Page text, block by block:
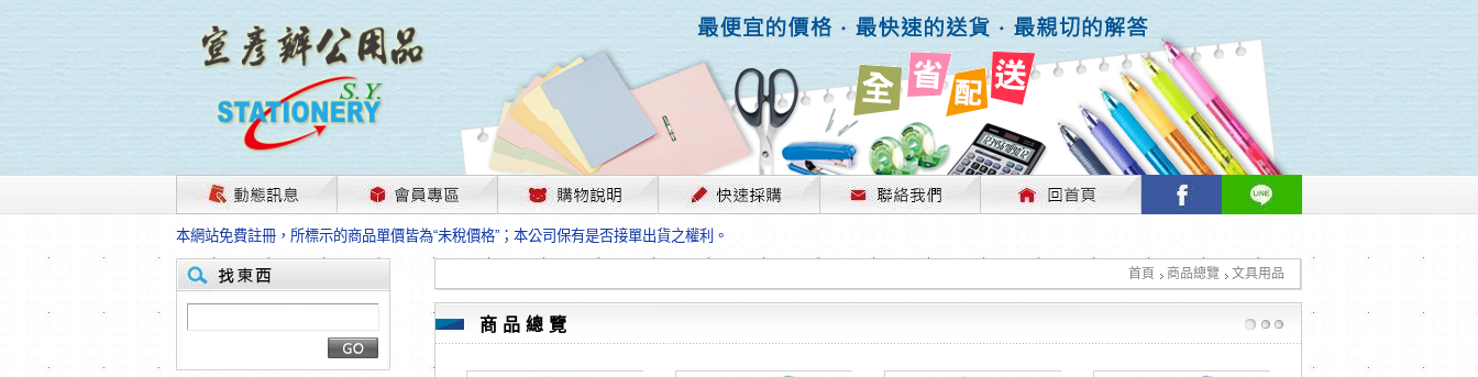
茲因國際情勢變化石油及塑化原物料波動漲幅甚大，部份上游供應商已採取封盤及暫停出貨因應，故本公司價格將視工廠原物料行情做適時的調整，不便之處敬請見諒！
本網站免費註冊，所標示的商品單價皆為“未稅價格”；本公司保有是否接單出貨之權利。
HP、EPSON、CANON原廠耗材價格浮動，下單前請先跟客服人員確認最新單價！
本網站免費註冊，所標示的商品單價皆為“未稅價格”；本公司保有是否接單出貨之權利。
匯款客戶請注意！因商品繁複來不及發現短缺，遂待客服人員跟您確認訂單無誤時再行匯款，避免後緒問題的衍生。
本網站免費註冊，所標示的商品單價皆為“未稅價格”；本公司保有是否接單出貨之權利。
茲因國際情勢變化石油及塑化原物料波動漲幅甚大，部份上游供應商已採取封盤及暫停出貨因應，故本公司價格將視工廠原物料行情做適時的調整，不便之處敬請見諒！
本網站免費註冊，所標示的商品單價皆為“未稅價格”；本公司保有是否接單出貨之權利。
首頁 商品總覽 文具用品
商品總覽